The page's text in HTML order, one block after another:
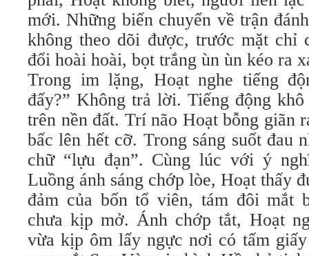
mới. Những biến chuyển về trận
không theo dõi được, trước mặt chỉ
đổi hoài hoài, bọt trắng ùn ùn kéo ra
Trong im lặng, Hoạt nghe tiếng
đấy?” Không trả lời. Tiếng động
trên nền đất. Trí não Hoạt bỗng giãn
bấc lên hết cỡ. Trong sáng suốt đau
chữ “lựu đạn”. Cùng lúc với ý
Luồng ánh sáng chớp lòe, Hoạt thấy
đảm của bốn tổ viên, tám đôi mắt
chưa kịp mở. Ánh chớp tắt, Hoạt
vừa kịp ôm lấy ngực nơi có tấm